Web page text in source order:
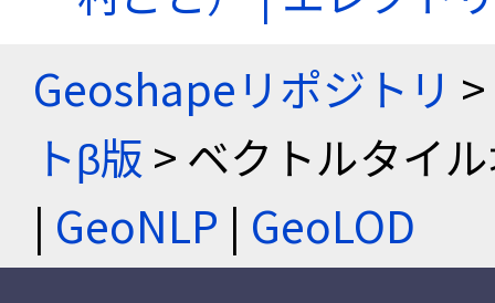
Geoshapeリポジトリ >
トβ版 > ベクトルタイ
| GeoNLP | GeoLOD